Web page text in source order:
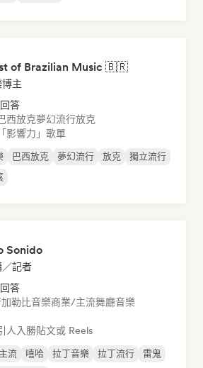
of Brazilian Music 🇧🇷
主
答
西放克夢幻流行放克
影響力」歌單
巴西放克 夢幻流行 放克
獨立流行
Sonido
記者
答
加勒比音樂商業/主流舞廳音樂
人入勝貼文或 Reels
流 嘻哈 拉丁音樂 拉丁流行 雷鬼